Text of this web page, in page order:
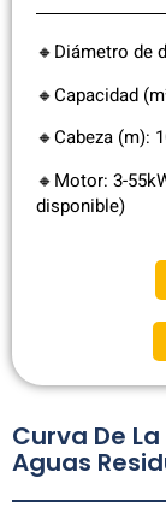
🔸Diámetro de
🔸Capacidad
🔸Cabeza (m):
🔸Motor: 3-
disponible)
Curva De
Aguas